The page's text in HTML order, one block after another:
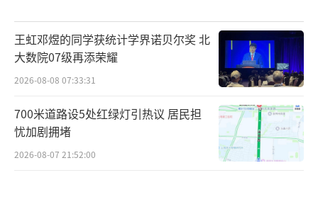
王虹邓煜的同学获统计学界诺贝尔奖 北
大数院07级再添荣耀
2026-08-08 07:33:31
700米道路设5处红绿灯引热议 居民担
忧加剧拥堵
2026-08-07 21:52:00